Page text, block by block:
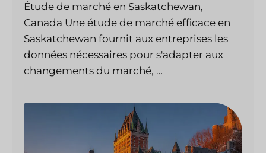
Étude de marché en Saskatchewan,
Canada Une étude de marché efficace en
Saskatchewan fournit aux entreprises les
données nécessaires pour s'adapter aux
changements du marché, …